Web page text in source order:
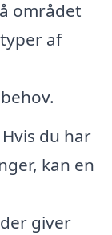
området
af
Hvis du har
kan en
giver